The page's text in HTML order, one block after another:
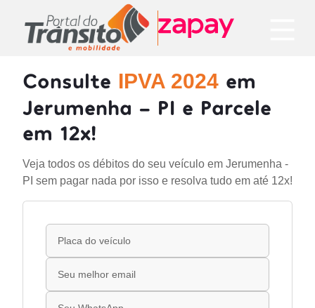
Consulte IPVA 2024 em
Jerumenha - PI e Parcele
em 12x!
Veja todos os débitos do seu veículo em Jerumenha -
PI sem pagar nada por isso e resolva tudo em até 12x!